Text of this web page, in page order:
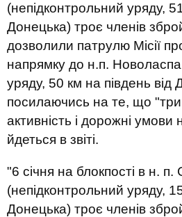
(непідконтрольний уряду,
Донецька) троє членів
дозволили патрулю Місії
напрямку до н.п.
уряду, 50 км на південь від
посилаючись на те, що
активність і дорожні умови
йдеться в звіті.
"6 січня на блокпості в н.
(непідконтрольний уряду,
Донецька) троє членів